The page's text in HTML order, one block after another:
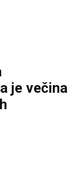
je večina